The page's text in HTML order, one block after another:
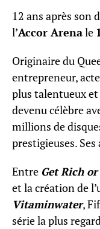
12 ans après son
l’Accor Arenale
Originaire du
entrepreneur,
plus talentueux et
devenu célèbre
millions de
prestigieuses.
Entre Get Rich
et la création de
Vitaminwater,
série la plus